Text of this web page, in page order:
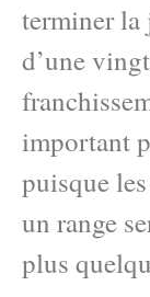
terminer la
d’une
important
puisque
un range
plus